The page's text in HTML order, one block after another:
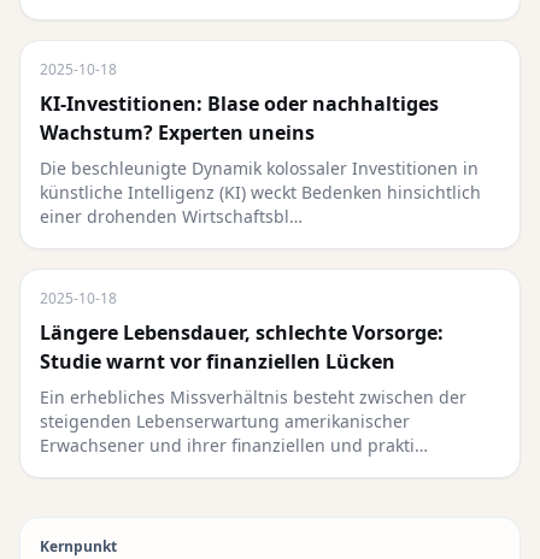
2025-10-18
KI-Investitionen: Blase oder nachhaltiges
Wachstum? Experten uneins
Die beschleunigte Dynamik kolossaler Investitionen in
künstliche Intelligenz (KI) weckt Bedenken hinsichtlich
einer drohenden Wirtschaftsbl…
2025-10-18
Längere Lebensdauer, schlechte Vorsorge:
Studie warnt vor finanziellen Lücken
Ein erhebliches Missverhältnis besteht zwischen der
steigenden Lebenserwartung amerikanischer
Erwachsener und ihrer finanziellen und prakti…
Kernpunkt